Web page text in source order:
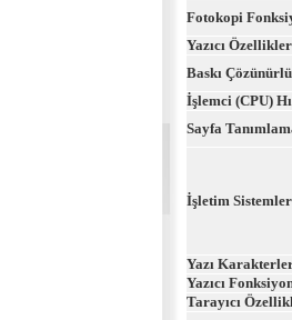
Fotokopi
Yazıcı
Baskı
İşlemci (CPU)
Sayfa
İşletim
Yazı
Yazıcı
Tarayıcı